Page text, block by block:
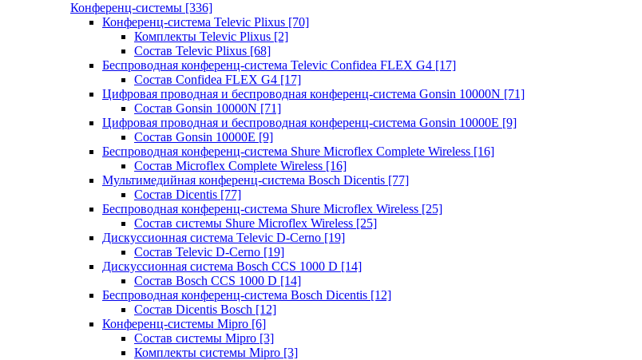
Конференц-системы [336]
Конференц-система Televic Plixus [70]
Комплекты Televic Plixus [2]
Состав Televic Plixus [68]
Беспроводная конференц-система Televic Confidea FLEX G4 [17]
Состав Confidea FLEX G4 [17]
Цифровая проводная и беспроводная конференц-система Gonsin 10000N [71]
Состав Gonsin 10000N [71]
Цифровая проводная и беспроводная конференц-система Gonsin 10000E [9]
Состав Gonsin 10000E [9]
Беспроводная конференц-система Shure Microflex Complete Wireless [16]
Состав Microflex Complete Wireless [16]
Мультимедийная конференц-система Bosch Dicentis [77]
Состав Dicentis [77]
Беспроводная конференц-система Shure Microflex Wireless [25]
Состав системы Shure Microflex Wireless [25]
Дискуссионная система Televic D-Cerno [19]
Состав Televic D-Cerno [19]
Дискуссионная система Bosch CCS 1000 D [14]
Состав Bosch CCS 1000 D [14]
Беспроводная конференц-система Bosch Dicentis [12]
Состав Dicentis Bosch [12]
Конференц-системы Mipro [6]
Состав системы Mipro [3]
Комплекты системы Mipro [3]